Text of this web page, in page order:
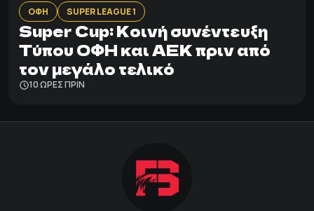
ΟΦΗ SUPER LEAGUE 1
Super Cup: Κοινή συνέντευξη
Τύπου ΟΦΗ και ΑΕΚ πριν από
τον μεγάλο τελικό
10 ΩΡΕΣ ΠΡΙΝ